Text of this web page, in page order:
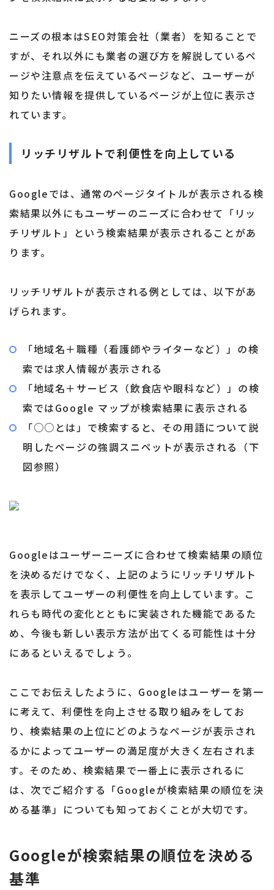
ニーズの根本はSEO対策会社（業者）を知ることで
すが、それ以外にも業者の選び方を解説しているペ
ージや注意点を伝えているページなど、ユーザーが
知りたい情報を提供しているページが上位に表示さ
れています。
リッチリザルトで利便性を向上している
Googleでは、通常のページタイトルが表示される検
索結果以外にもユーザーのニーズに合わせて「リッ
チリザルト」という検索結果が表示されることがあ
ります。
リッチリザルトが表示される例としては、以下があ
げられます。
「地域名＋職種（看護師やライターなど）」の検
索では求人情報が表示される
「地域名＋サービス（飲食店や眼科など）」の検
索ではGoogle マップが検索結果に表示される
「○○とは」で検索すると、その用語について説
明したページの強調スニペットが表示される（下
図参照）
Googleはユーザーニーズに合わせて検索結果の順位
を決めるだけでなく、上記のようにリッチリザルト
を表示してユーザーの利便性を向上しています。こ
れらも時代の変化とともに実装された機能であるた
め、今後も新しい表示方法が出てくる可能性は十分
にあるといえるでしょう。
ここでお伝えしたように、Googleはユーザーを第一
に考えて、利便性を向上させる取り組みをしてお
り、検索結果の上位にどのようなページが表示され
るかによってユーザーの満足度が大きく左右されま
す。そのため、検索結果で一番上に表示されるに
は、次でご紹介する「Googleが検索結果の順位を決
める基準」についても知っておくことが大切です。
Googleが検索結果の順位を決める
基準